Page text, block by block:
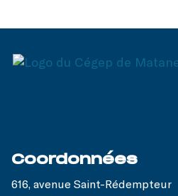
Coordonnées
616, avenue Saint-Rédempteur